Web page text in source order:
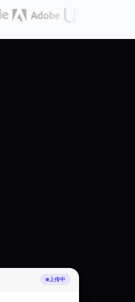
正在转录越南语